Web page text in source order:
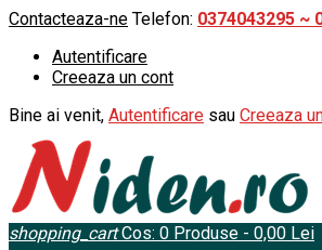
Contacteaza-ne Telefon: 0374043295 ~
Autentificare
Creeaza un cont
Bine ai venit, Autentificare sau Creeaza
shopping_cart Cos: 0 Produse - 0,00 Lei